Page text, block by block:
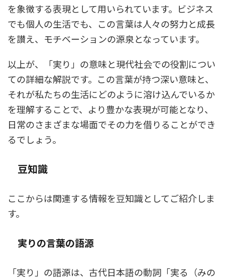
を象徴する表現として用いられています。ビジネス
でも個人の生活でも、この言葉は人々の努力と成長
を讃え、モチベーションの源泉となっています。
以上が、「実り」の意味と現代社会での役割につい
ての詳細な解説です。この言葉が持つ深い意味と、
それが私たちの生活にどのように溶け込んでいるか
を理解することで、より豊かな表現が可能となり、
日常のさまざまな場面でその力を借りることができ
るでしょう。
豆知識
ここからは関連する情報を豆知識としてご紹介しま
す。
実りの言葉の語源
「実り」の語源は、古代日本語の動詞「実る（みの